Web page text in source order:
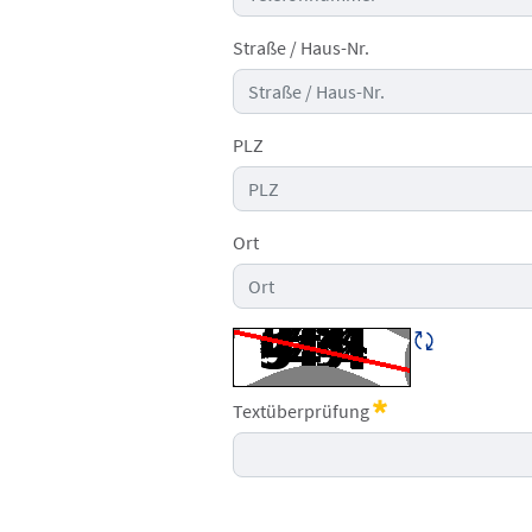
Straße / Haus-Nr.
PLZ
Ort
Textüberprüfung
Erforderlich